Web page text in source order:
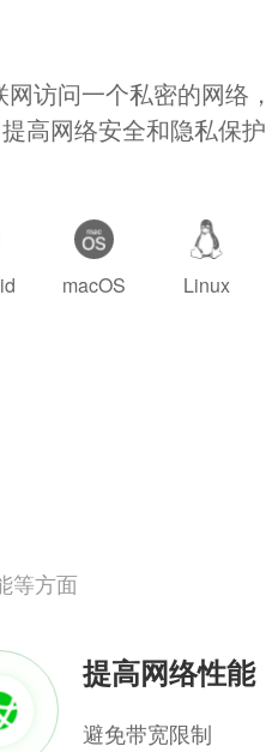
访问一个私密的网络
高网络安全和隐私保护
macOS Linux
等方面
提高网络性能
避免带宽限制